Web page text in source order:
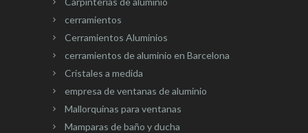
cerramientos
Cerramientos Aluminios
cerramientos de aluminio en Barcelona
Cristales a medida
empresa de ventanas de aluminio
Mallorquinas para ventanas
Mamparas de baño y ducha